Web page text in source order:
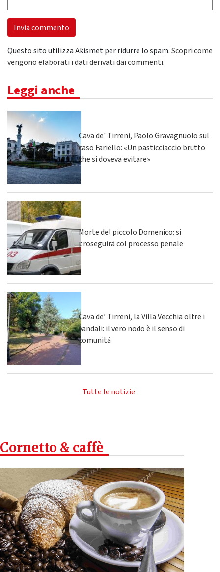
Questo sito utilizza Akismet per ridurre lo spam.Scopri come
vengono elaborati i dati derivati dai commenti.
Leggi anche
Cava de' Tirreni, Paolo Gravagnuolo sul
caso Fariello: «Un pasticciaccio brutto
che si doveva evitare»
Morte del piccolo Domenico: si
proseguirà col processo penale
Cava de’ Tirreni, la Villa Vecchia oltre i
vandali: il vero nodo è il senso di
comunità
Tutte le notizie
Cornetto & caffè